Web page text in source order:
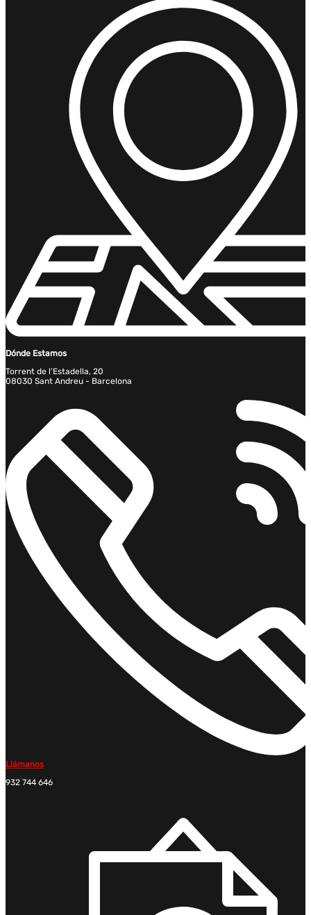
Dónde Estamos
Torrent de l'Estadella, 20
08030 Sant Andreu - Barcelona
Llámanos
932 744 646